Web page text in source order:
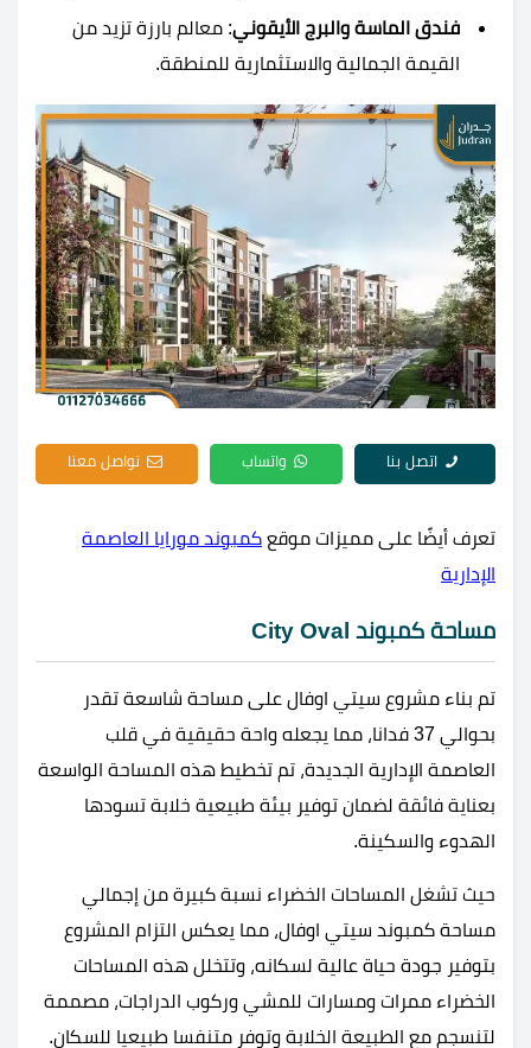
فندق الماسة والبرج الأيقوني: معالم بارزة تزيد من
القيمة الجمالية والاستثمارية للمنطقة.
اتصل بنا واتساب تواصل معنا
تعرف أيضًا على مميزات موقع كمبوند مورايا العاصمة
الإدارية
مساحة كمبوند City Oval
تم بناء مشروع سيتي اوفال على مساحة شاسعة تقدر
بحوالي 37 فدانا، مما يجعله واحة حقيقية في قلب
العاصمة الإدارية الجديدة، تم تخطيط هذه المساحة الواسعة
بعناية فائقة لضمان توفير بيئة طبيعية خلابة تسودها
الهدوء والسكينة.
حيث تشغل المساحات الخضراء نسبة كبيرة من إجمالي
مساحة كمبوند سيتي اوفال، مما يعكس التزام المشروع
بتوفير جودة حياة عالية لسكانه، وتتخلل هذه المساحات
الخضراء ممرات ومسارات للمشي وركوب الدراجات، مصممة
لتنسجم مع الطبيعة الخلابة وتوفر متنفسا طبيعيا للسكان.